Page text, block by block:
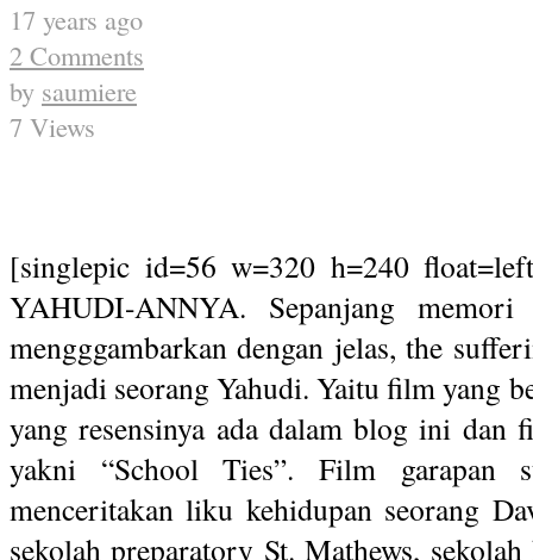
17 years ago
2 Comments
by saumiere
7 Views
[singlepic id=56 w=320 h=240
YAHUDI-ANNYA. Sepanjang
mengggambarkan dengan jelas, the
menjadi seorang Yahudi. Yaitu film yang
yang resensinya ada dalam blog ini dan
yakni “School Ties”. Film garapan
menceritakan liku kehidupan seorang
sekolah preparatory St. Mathews,